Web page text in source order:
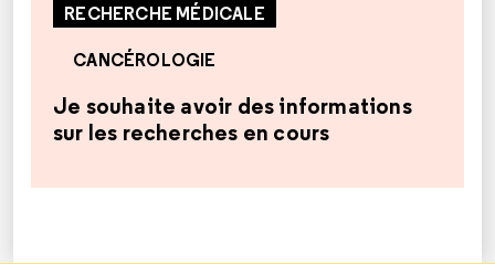
RECHERCHE MÉDICALE
CANCÉROLOGIE
Je souhaite avoir des informations
sur les recherches en cours